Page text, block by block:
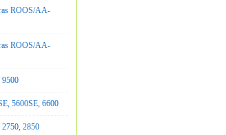
ROOS/AA-
ROOS/AA-
9500
5600SE, 6600
2850